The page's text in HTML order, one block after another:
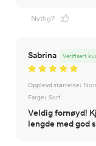
Nyttig?
Sabrina Verifisert
Opplevd størrelse:
Farge: Sort
Veldig fornøyd!
lengde med god